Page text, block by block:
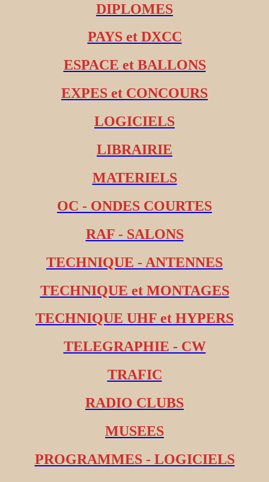
DIPLOMES
PAYS et DXCC
ESPACE et BALLONS
EXPES et CONCOURS
LOGICIELS
LIBRAIRIE
MATERIELS
OC - ONDES COURTES
RAF - SALONS
TECHNIQUE - ANTENNES
TECHNIQUE et MONTAGES
TECHNIQUE UHF et HYPERS
TELEGRAPHIE - CW
TRAFIC
RADIO CLUBS
MUSEES
PROGRAMMES - LOGICIELS